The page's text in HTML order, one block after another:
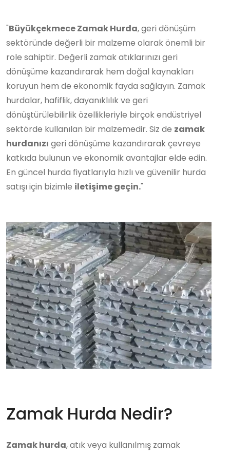
"Büyükçekmece Zamak Hurda, geri dönüşüm
sektöründe değerli bir malzeme olarak önemli bir
role sahiptir. Değerli zamak atıklarınızı geri
dönüşüme kazandırarak hem doğal kaynakları
koruyun hem de ekonomik fayda sağlayın. Zamak
hurdalar, hafiflik, dayanıklılık ve geri
dönüştürülebilirlik özellikleriyle birçok endüstriyel
sektörde kullanılan bir malzemedir. Siz de zamak
hurdanızı geri dönüşüme kazandırarak çevreye
katkıda bulunun ve ekonomik avantajlar elde edin.
En güncel hurda fiyatlarıyla hızlı ve güvenilir hurda
satışı için bizimle iletişime geçin."
Zamak Hurda Nedir?
Zamak hurda, atık veya kullanılmış zamak